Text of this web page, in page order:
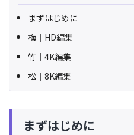
まずはじめに
梅｜HD編集
竹｜4K編集
松｜8K編集
まずはじめに